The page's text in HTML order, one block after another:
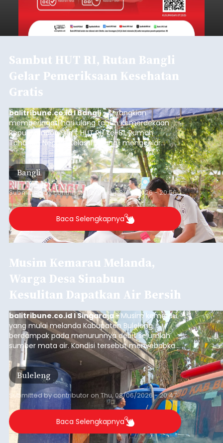
melalui pesan singkat WhatsApp dan juga
mengirimkan foto dua botol pembersih lantai ke
istrinya.
Submitted by contributor Thu, 08/06/2026 - 21:06
Iklan
Iklan